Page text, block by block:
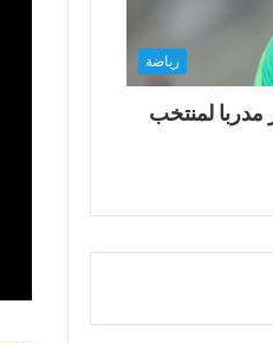
رياضة
مدربا لمنتخب